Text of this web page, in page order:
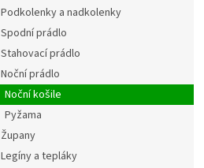
Podkolenky a nadkolenky
Spodní prádlo
Stahovací prádlo
Noční prádlo
Noční košile
Pyžama
Župany
Legíny a tepláky